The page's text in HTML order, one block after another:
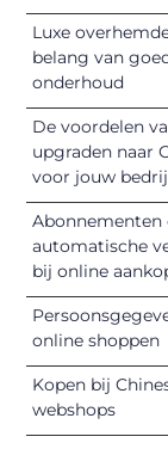
Luxe
belang van
onderhoud
De voordelen
upgraden naar
voor jouw
Abonnementen
automatische
bij online
online shoppen
Kopen bij
webshops